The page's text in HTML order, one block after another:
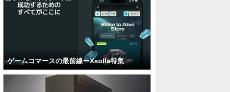
ゲームコマースの最前線ーXsolla特集